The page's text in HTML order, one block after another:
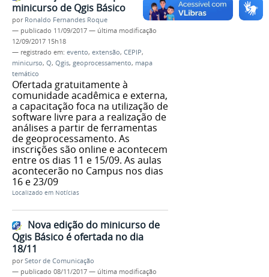
minicurso de Qgis Básico
por Ronaldo Fernandes Roque
— publicado 11/09/2017 — última modificação
12/09/2017 15h18
— registrado em: evento, extensão, CEPIP,
minicurso, Q, Qgis, geoprocessamento, mapa
temático
Ofertada gratuitamente à
comunidade acadêmica e externa,
a capacitação foca na utilização de
software livre para a realização de
análises a partir de ferramentas
de geoprocessamento. As
inscrições são online e acontecem
entre os dias 11 e 15/09. As aulas
acontecerão no Campus nos dias
16 e 23/09
Localizado em Notícias
Nova edição do minicurso de
Qgis Básico é ofertada no dia
18/11
porSetor de Comunicação
— publicado 08/11/2017 — última modificação